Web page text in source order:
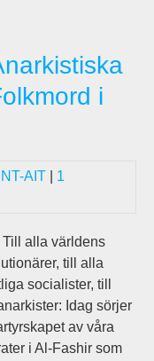
i
AIT
1
Till alla världens
till alla
socialister, till
Idag sörjer
av våra
i Al-Fashir som